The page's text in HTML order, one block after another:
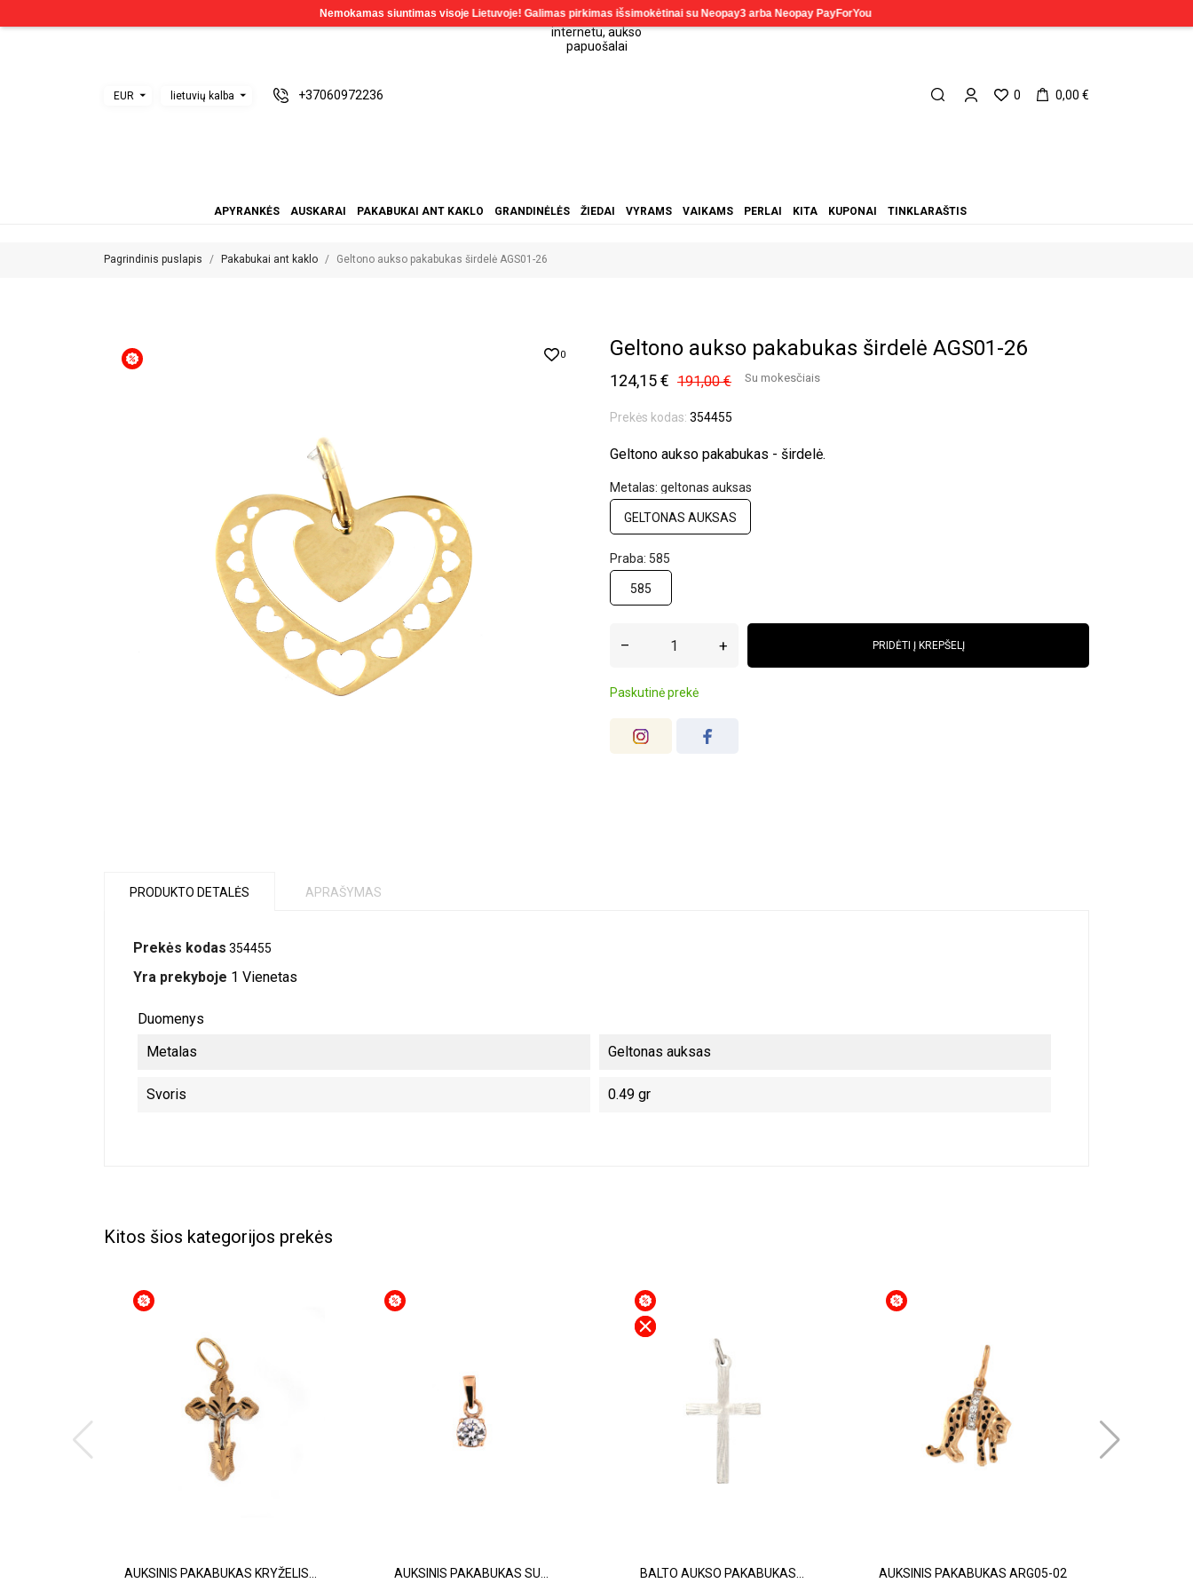
EUR lietuvių kalba +37060972236 0 0,00 €
APYRANKĖS AUSKARAI PAKABUKAI ANT KAKLO GRANDINĖLĖS ŽIEDAI VYRAMS VAIKAMS PERLAI KITA KUPONAI TINKLARAŠTIS
Pagrindinis puslapis Pakabukai ant kaklo Geltono aukso pakabukas širdelė AGS01-26
0 Geltono aukso pakabukas širdelė AGS01-26
124,15 € 191,00 € Su mokesčiais
Prekės kodas: 354455
Geltono aukso pakabukas - širdelė.
Metalas: geltonas auksas
GELTONAS AUKSAS
Praba: 585
585
– + PRIDĖTI Į KREPŠELĮ
Paskutinė prekė
PRODUKTO DETALĖS APRAŠYMAS
Prekės kodas 354455
Yra prekyboje 1 Vienetas
Duomenys
Metalas
Geltonas auksas
Svoris 0.49 gr
Kitos šios kategorijos prekės
AUKSINIS PAKABUKAS KRYŽELIS... AUKSINIS PAKABUKAS SU... BALTO AUKSO PAKABUKAS... AUKSINIS PAKABUKAS ARG05-02